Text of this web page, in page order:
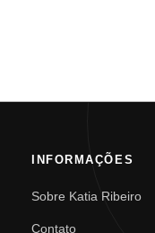
INFORMAÇÕES
Sobre Katia Ribeiro
Contato